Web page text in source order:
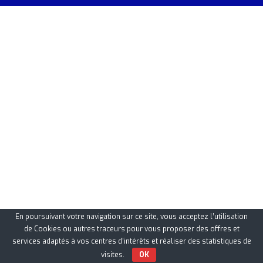
En poursuivant votre navigation sur ce site, vous acceptez l’utilisation
de Cookies ou autres traceurs pour vous proposer des offres et
services adaptés à vos centres d’intérêts et réaliser des statistiques de
visites.
OK